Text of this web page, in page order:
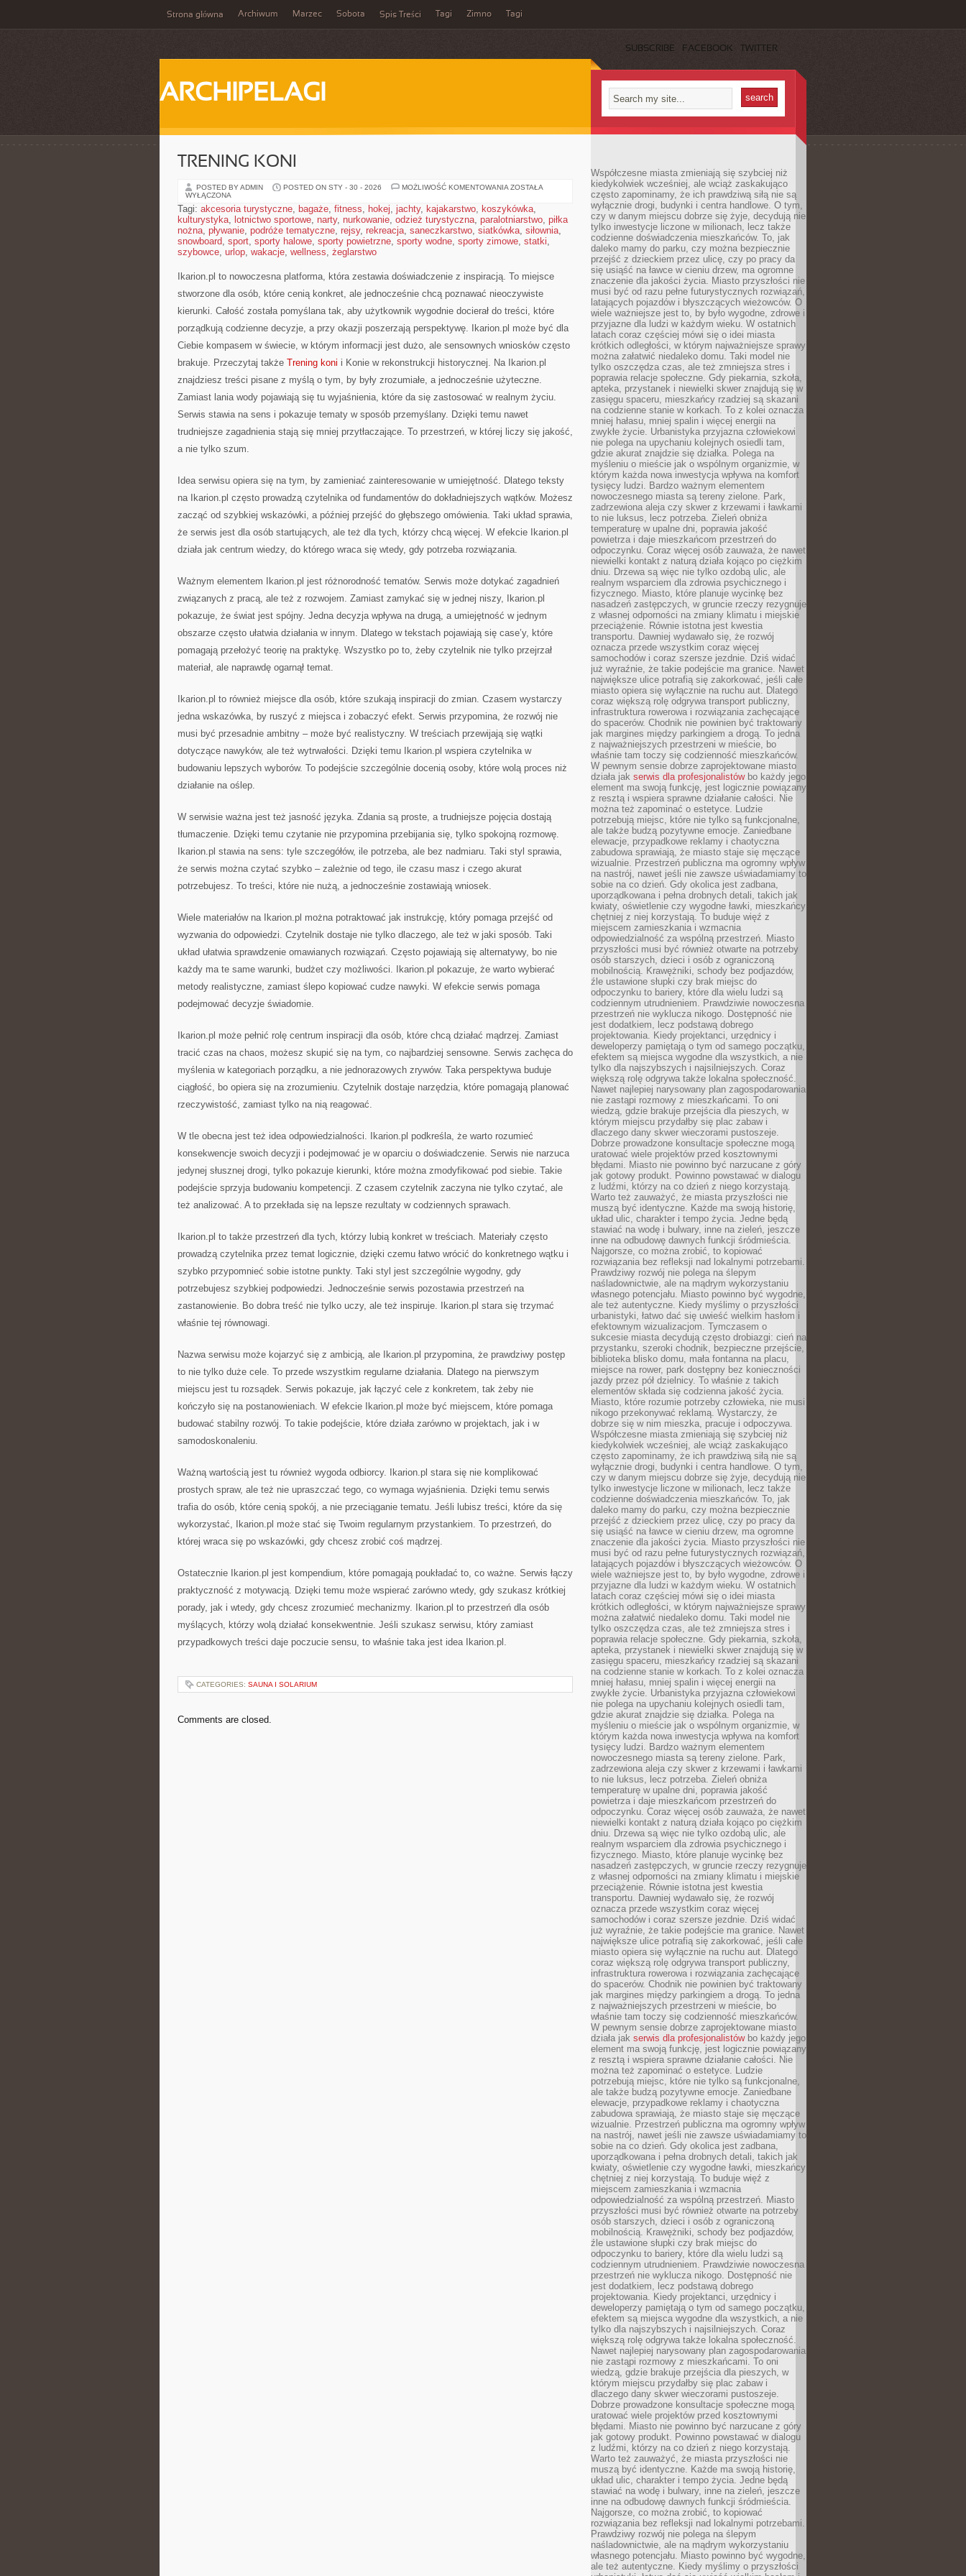
Strona główna Archiwum Marzec Sobota Spis Treści Tagi Zimno Tagi
SUBSCRIBE FACEBOOK TWITTER
ARCHIPELAGI
TRENING KONI
POSTED BY ADMIN POSTED ON STY - 30 - 2026 MOŻLIWOŚĆ KOMENTOWANIA TRENING
ZOSTAŁA
WYŁĄCZONA
Tagi: akcesoria turystyczne, bagaże, fitness, hokej, jachty, kajakarstwo, koszykówka,
kulturystyka, lotnictwo sportowe, narty, nurkowanie, odzież turystyczna, paralotniarstwo, piłka
nożna, pływanie, podróże tematyczne, rejsy, rekreacja, saneczkarstwo, siatkówka, siłownia,
snowboard, sport, sporty halowe, sporty powietrzne, sporty wodne, sporty zimowe, statki,
szybowce, urlop, wakacje, wellness, żeglarstwo
Ikarion.pl to nowoczesna platforma, która zestawia doświadczenie z inspiracją. To miejsce
stworzone dla osób, które cenią konkret, ale jednocześnie chcą poznawać nieoczywiste
kierunki. Całość została pomyślana tak, aby użytkownik wygodnie docierał do treści, które
porządkują codzienne decyzje, a przy okazji poszerzają perspektywę. Ikarion.pl może być dla
Ciebie kompasem w świecie, w którym informacji jest dużo, ale sensownych wniosków często
brakuje. Przeczytaj także Trening koni i Konie w rekonstrukcji historycznej. Na Ikarion.pl
znajdziesz treści pisane z myślą o tym, by były zrozumiałe, a jednocześnie użyteczne.
Zamiast lania wody pojawiają się tu wyjaśnienia, które da się zastosować w realnym życiu.
Serwis stawia na sens i pokazuje tematy w sposób przemyślany. Dzięki temu nawet
trudniejsze zagadnienia stają się mniej przytłaczające. To przestrzeń, w której liczy się jakość,
a nie tylko szum.
Idea serwisu opiera się na tym, by zamieniać zainteresowanie w umiejętność. Dlatego teksty
na Ikarion.pl często prowadzą czytelnika od fundamentów do dokładniejszych wątków. Możesz
zacząć od szybkiej wskazówki, a później przejść do głębszego omówienia. Taki układ sprawia,
że serwis jest dla osób startujących, ale też dla tych, którzy chcą więcej. W efekcie Ikarion.pl
działa jak centrum wiedzy, do którego wraca się wtedy, gdy potrzeba rozwiązania.
Ważnym elementem Ikarion.pl jest różnorodność tematów. Serwis może dotykać zagadnień
związanych z pracą, ale też z rozwojem. Zamiast zamykać się w jednej niszy, Ikarion.pl
pokazuje, że świat jest spójny. Jedna decyzja wpływa na drugą, a umiejętność w jednym
obszarze często ułatwia działania w innym. Dlatego w tekstach pojawiają się case’y, które
pomagają przełożyć teorię na praktykę. Wszystko po to, żeby czytelnik nie tylko przejrzał
materiał, ale naprawdę ogarnął temat.
Ikarion.pl to również miejsce dla osób, które szukają inspiracji do zmian. Czasem wystarczy
jedna wskazówka, by ruszyć z miejsca i zobaczyć efekt. Serwis przypomina, że rozwój nie
musi być przesadnie ambitny – może być realistyczny. W treściach przewijają się wątki
dotyczące nawyków, ale też wytrwałości. Dzięki temu Ikarion.pl wspiera czytelnika w
budowaniu lepszych wyborów. To podejście szczególnie docenią osoby, które wolą proces niż
działanie na oślep.
W serwisie ważna jest też jasność języka. Zdania są proste, a trudniejsze pojęcia dostają
tłumaczenie. Dzięki temu czytanie nie przypomina przebijania się, tylko spokojną rozmowę.
Ikarion.pl stawia na sens: tyle szczegółów, ile potrzeba, ale bez nadmiaru. Taki styl sprawia,
że serwis można czytać szybko – zależnie od tego, ile czasu masz i czego akurat
potrzebujesz. To treści, które nie nużą, a jednocześnie zostawiają wniosek.
Wiele materiałów na Ikarion.pl można potraktować jak instrukcję, który pomaga przejść od
wyzwania do odpowiedzi. Czytelnik dostaje nie tylko dlaczego, ale też w jaki sposób. Taki
układ ułatwia sprawdzenie omawianych rozwiązań. Często pojawiają się alternatywy, bo nie
każdy ma te same warunki, budżet czy możliwości. Ikarion.pl pokazuje, że warto wybierać
metody realistyczne, zamiast ślepo kopiować cudze nawyki. W efekcie serwis pomaga
podejmować decyzje świadomie.
Ikarion.pl może pełnić rolę centrum inspiracji dla osób, które chcą działać mądrzej. Zamiast
tracić czas na chaos, możesz skupić się na tym, co najbardziej sensowne. Serwis zachęca do
myślenia w kategoriach porządku, a nie jednorazowych zrywów. Taka perspektywa buduje
ciągłość, bo opiera się na zrozumieniu. Czytelnik dostaje narzędzia, które pomagają planować
rzeczywistość, zamiast tylko na nią reagować.
W tle obecna jest też idea odpowiedzialności. Ikarion.pl podkreśla, że warto rozumieć
konsekwencje swoich decyzji i podejmować je w oparciu o doświadczenie. Serwis nie narzuca
jedynej słusznej drogi, tylko pokazuje kierunki, które można zmodyfikować pod siebie. Takie
podejście sprzyja budowaniu kompetencji. Z czasem czytelnik zaczyna nie tylko czytać, ale
też analizować. A to przekłada się na lepsze rezultaty w codziennych sprawach.
Ikarion.pl to także przestrzeń dla tych, którzy lubią konkret w treściach. Materiały często
prowadzą czytelnika przez temat logicznie, dzięki czemu łatwo wrócić do konkretnego wątku i
szybko przypomnieć sobie istotne punkty. Taki styl jest szczególnie wygodny, gdy
potrzebujesz szybkiej podpowiedzi. Jednocześnie serwis pozostawia przestrzeń na
zastanowienie. Bo dobra treść nie tylko uczy, ale też inspiruje. Ikarion.pl stara się trzymać
właśnie tej równowagi.
Nazwa serwisu może kojarzyć się z ambicją, ale Ikarion.pl przypomina, że prawdziwy postęp
to nie tylko duże cele. To przede wszystkim regularne działania. Dlatego na pierwszym
miejscu jest tu rozsądek. Serwis pokazuje, jak łączyć cele z konkretem, tak żeby nie
kończyło się na postanowieniach. W efekcie Ikarion.pl może być miejscem, które pomaga
budować stabilny rozwój. To takie podejście, które działa zarówno w projektach, jak i w
samodoskonaleniu.
Ważną wartością jest tu również wygoda odbiorcy. Ikarion.pl stara się nie komplikować
prostych spraw, ale też nie upraszczać tego, co wymaga wyjaśnienia. Dzięki temu serwis
trafia do osób, które cenią spokój, a nie przeciąganie tematu. Jeśli lubisz treści, które da się
wykorzystać, Ikarion.pl może stać się Twoim regularnym przystankiem. To przestrzeń, do
której wraca się po wskazówki, gdy chcesz zrobić coś mądrzej.
Ostatecznie Ikarion.pl jest kompendium, które pomagają poukładać to, co ważne. Serwis łączy
praktyczność z motywacją. Dzięki temu może wspierać zarówno wtedy, gdy szukasz krótkiej
porady, jak i wtedy, gdy chcesz zrozumieć mechanizmy. Ikarion.pl to przestrzeń dla osób
myślących, którzy wolą działać konsekwentnie. Jeśli szukasz serwisu, który zamiast
przypadkowych treści daje poczucie sensu, to właśnie taka jest idea Ikarion.pl.
CATEGORIES: SAUNA I SOLARIUM
Comments are closed.
Współczesne miasta zmieniają się szybciej niż
kiedykolwiek wcześniej, ale wciąż zaskakująco
często zapominamy, że ich prawdziwą siłą nie są
wyłącznie drogi, budynki i centra handlowe. O tym,
czy w danym miejscu dobrze się żyje, decydują nie
tylko inwestycje liczone w milionach, lecz także
codzienne doświadczenia mieszkańców. To, jak
daleko mamy do parku, czy można bezpiecznie
przejść z dzieckiem przez ulicę, czy po pracy da
się usiąść na ławce w cieniu drzew, ma ogromne
znaczenie dla jakości życia. Miasto przyszłości nie
musi być od razu pełne futurystycznych rozwiązań,
latających pojazdów i błyszczących wieżowców. O
wiele ważniejsze jest to, by było wygodne, zdrowe i
przyjazne dla ludzi w każdym wieku. W ostatnich
latach coraz częściej mówi się o idei miasta
krótkich odległości, w którym najważniejsze sprawy
można załatwić niedaleko domu. Taki model nie
tylko oszczędza czas, ale też zmniejsza stres i
poprawia relacje społeczne. Gdy piekarnia, szkoła,
apteka, przystanek i niewielki skwer znajdują się w
zasięgu spaceru, mieszkańcy rzadziej są skazani
na codzienne stanie w korkach. To z kolei oznacza
mniej hałasu, mniej spalin i więcej energii na
zwykłe życie. Urbanistyka przyjazna człowiekowi
nie polega na upychaniu kolejnych osiedli tam,
gdzie akurat znajdzie się działka. Polega na
myśleniu o mieście jak o wspólnym organizmie, w
którym każda nowa inwestycja wpływa na komfort
tysięcy ludzi. Bardzo ważnym elementem
nowoczesnego miasta są tereny zielone. Park,
zadrzewiona aleja czy skwer z krzewami i ławkami
to nie luksus, lecz potrzeba. Zieleń obniża
temperaturę w upalne dni, poprawia jakość
powietrza i daje mieszkańcom przestrzeń do
odpoczynku. Coraz więcej osób zauważa, że nawet
niewielki kontakt z naturą działa kojąco po ciężkim
dniu. Drzewa są więc nie tylko ozdobą ulic, ale
realnym wsparciem dla zdrowia psychicznego i
fizycznego. Miasto, które planuje wycinkę bez
nasadzeń zastępczych, w gruncie rzeczy rezygnuje
z własnej odporności na zmiany klimatu i miejskie
przeciążenie. Równie istotna jest kwestia
transportu. Dawniej wydawało się, że rozwój
oznacza przede wszystkim coraz więcej
samochodów i coraz szersze jezdnie. Dziś widać
już wyraźnie, że takie podejście ma granice. Nawet
największe ulice potrafią się zakorkować, jeśli całe
miasto opiera się wyłącznie na ruchu aut. Dlatego
coraz większą rolę odgrywa transport publiczny,
infrastruktura rowerowa i rozwiązania zachęcające
do spacerów. Chodnik nie powinien być traktowany
jak margines między parkingiem a drogą. To jedna
z najważniejszych przestrzeni w mieście, bo
właśnie tam toczy się codzienność mieszkańców.
W pewnym sensie dobrze zaprojektowane miasto
działa jak serwis dla profesjonalistówbo każdy jego
element ma swoją funkcję, jest logicznie powiązany
z resztą i wspiera sprawne działanie całości. Nie
można też zapominać o estetyce. Ludzie
potrzebują miejsc, które nie tylko są funkcjonalne,
ale także budzą pozytywne emocje. Zaniedbane
elewacje, przypadkowe reklamy i chaotyczna
zabudowa sprawiają, że miasto staje się męczące
wizualnie. Przestrzeń publiczna ma ogromny wpływ
na nastrój, nawet jeśli nie zawsze uświadamiamy to
sobie na co dzień. Gdy okolica jest zadbana,
uporządkowana i pełna drobnych detali, takich jak
kwiaty, oświetlenie czy wygodne ławki, mieszkańcy
chętniej z niej korzystają. To buduje więź z
miejscem zamieszkania i wzmacnia
odpowiedzialność za wspólną przestrzeń. Miasto
przyszłości musi być również otwarte na potrzeby
osób starszych, dzieci i osób z ograniczoną
mobilnością. Krawężniki, schody bez podjazdów,
źle ustawione słupki czy brak miejsc do
odpoczynku to bariery, które dla wielu ludzi są
codziennym utrudnieniem. Prawdziwie nowoczesna
przestrzeń nie wyklucza nikogo. Dostępność nie
jest dodatkiem, lecz podstawą dobrego
projektowania. Kiedy projektanci, urzędnicy i
deweloperzy pamiętają o tym od samego początku,
efektem są miejsca wygodne dla wszystkich, a nie
tylko dla najszybszych i najsilniejszych. Coraz
większą rolę odgrywa także lokalna społeczność.
Nawet najlepiej narysowany plan zagospodarowania
nie zastąpi rozmowy z mieszkańcami. To oni
wiedzą, gdzie brakuje przejścia dla pieszych, w
którym miejscu przydałby się plac zabaw i
dlaczego dany skwer wieczorami pustoszeje.
Dobrze prowadzone konsultacje społeczne mogą
uratować wiele projektów przed kosztownymi
błędami. Miasto nie powinno być narzucane z góry
jak gotowy produkt. Powinno powstawać w dialogu
z ludźmi, którzy na co dzień z niego korzystają.
Warto też zauważyć, że miasta przyszłości nie
muszą być identyczne. Każde ma swoją historię,
układ ulic, charakter i tempo życia. Jedne będą
stawiać na wodę i bulwary, inne na zieleń, jeszcze
inne na odbudowę dawnych funkcji śródmieścia.
Najgorsze, co można zrobić, to kopiować
rozwiązania bez refleksji nad lokalnymi potrzebami.
Prawdziwy rozwój nie polega na ślepym
naśladownictwie, ale na mądrym wykorzystaniu
własnego potencjału. Miasto powinno być wygodne,
ale też autentyczne. Kiedy myślimy o przyszłości
urbanistyki, łatwo dać się uwieść wielkim hasłom i
efektownym wizualizacjom. Tymczasem o
sukcesie miasta decydują często drobiazgi: cień na
przystanku, szeroki chodnik, bezpieczne przejście,
biblioteka blisko domu, mała fontanna na placu,
miejsce na rower, park dostępny bez konieczności
jazdy przez pół dzielnicy. To właśnie z takich
elementów składa się codzienna jakość życia.
Miasto, które rozumie potrzeby człowieka, nie musi
nikogo przekonywać reklamą. Wystarczy, że
dobrze się w nim mieszka, pracuje i odpoczywa.
Współczesne miasta zmieniają się szybciej niż
kiedykolwiek wcześniej, ale wciąż zaskakująco
często zapominamy, że ich prawdziwą siłą nie są
wyłącznie drogi, budynki i centra handlowe. O tym,
czy w danym miejscu dobrze się żyje, decydują nie
tylko inwestycje liczone w milionach, lecz także
codzienne doświadczenia mieszkańców. To, jak
daleko mamy do parku, czy można bezpiecznie
przejść z dzieckiem przez ulicę, czy po pracy da
się usiąść na ławce w cieniu drzew, ma ogromne
znaczenie dla jakości życia. Miasto przyszłości nie
musi być od razu pełne futurystycznych rozwiązań,
latających pojazdów i błyszczących wieżowców. O
wiele ważniejsze jest to, by było wygodne, zdrowe i
przyjazne dla ludzi w każdym wieku. W ostatnich
latach coraz częściej mówi się o idei miasta
krótkich odległości, w którym najważniejsze sprawy
można załatwić niedaleko domu. Taki model nie
tylko oszczędza czas, ale też zmniejsza stres i
poprawia relacje społeczne. Gdy piekarnia, szkoła,
apteka, przystanek i niewielki skwer znajdują się w
zasięgu spaceru, mieszkańcy rzadziej są skazani
na codzienne stanie w korkach. To z kolei oznacza
mniej hałasu, mniej spalin i więcej energii na
zwykłe życie. Urbanistyka przyjazna człowiekowi
nie polega na upychaniu kolejnych osiedli tam,
gdzie akurat znajdzie się działka. Polega na
myśleniu o mieście jak o wspólnym organizmie, w
którym każda nowa inwestycja wpływa na komfort
tysięcy ludzi. Bardzo ważnym elementem
nowoczesnego miasta są tereny zielone. Park,
zadrzewiona aleja czy skwer z krzewami i ławkami
to nie luksus, lecz potrzeba. Zieleń obniża
temperaturę w upalne dni, poprawia jakość
powietrza i daje mieszkańcom przestrzeń do
odpoczynku. Coraz więcej osób zauważa, że nawet
niewielki kontakt z naturą działa kojąco po ciężkim
dniu. Drzewa są więc nie tylko ozdobą ulic, ale
realnym wsparciem dla zdrowia psychicznego i
fizycznego. Miasto, które planuje wycinkę bez
nasadzeń zastępczych, w gruncie rzeczy rezygnuje
z własnej odporności na zmiany klimatu i miejskie
przeciążenie. Równie istotna jest kwestia
transportu. Dawniej wydawało się, że rozwój
oznacza przede wszystkim coraz więcej
samochodów i coraz szersze jezdnie. Dziś widać
już wyraźnie, że takie podejście ma granice. Nawet
największe ulice potrafią się zakorkować, jeśli całe
miasto opiera się wyłącznie na ruchu aut. Dlatego
coraz większą rolę odgrywa transport publiczny,
infrastruktura rowerowa i rozwiązania zachęcające
do spacerów. Chodnik nie powinien być traktowany
jak margines między parkingiem a drogą. To jedna
z najważniejszych przestrzeni w mieście, bo
właśnie tam toczy się codzienność mieszkańców.
W pewnym sensie dobrze zaprojektowane miasto
działa jak serwis dla profesjonalistówbo każdy jego
element ma swoją funkcję, jest logicznie powiązany
z resztą i wspiera sprawne działanie całości. Nie
można też zapominać o estetyce. Ludzie
potrzebują miejsc, które nie tylko są funkcjonalne,
ale także budzą pozytywne emocje. Zaniedbane
elewacje, przypadkowe reklamy i chaotyczna
zabudowa sprawiają, że miasto staje się męczące
wizualnie. Przestrzeń publiczna ma ogromny wpływ
na nastrój, nawet jeśli nie zawsze uświadamiamy to
sobie na co dzień. Gdy okolica jest zadbana,
uporządkowana i pełna drobnych detali, takich jak
kwiaty, oświetlenie czy wygodne ławki, mieszkańcy
chętniej z niej korzystają. To buduje więź z
miejscem zamieszkania i wzmacnia
odpowiedzialność za wspólną przestrzeń. Miasto
przyszłości musi być również otwarte na potrzeby
osób starszych, dzieci i osób z ograniczoną
mobilnością. Krawężniki, schody bez podjazdów,
źle ustawione słupki czy brak miejsc do
odpoczynku to bariery, które dla wielu ludzi są
codziennym utrudnieniem. Prawdziwie nowoczesna
przestrzeń nie wyklucza nikogo. Dostępność nie
jest dodatkiem, lecz podstawą dobrego
projektowania. Kiedy projektanci, urzędnicy i
deweloperzy pamiętają o tym od samego początku,
efektem są miejsca wygodne dla wszystkich, a nie
tylko dla najszybszych i najsilniejszych. Coraz
większą rolę odgrywa także lokalna społeczność.
Nawet najlepiej narysowany plan zagospodarowania
nie zastąpi rozmowy z mieszkańcami. To oni
wiedzą, gdzie brakuje przejścia dla pieszych, w
którym miejscu przydałby się plac zabaw i
dlaczego dany skwer wieczorami pustoszeje.
Dobrze prowadzone konsultacje społeczne mogą
uratować wiele projektów przed kosztownymi
błędami. Miasto nie powinno być narzucane z góry
jak gotowy produkt. Powinno powstawać w dialogu
z ludźmi, którzy na co dzień z niego korzystają.
Warto też zauważyć, że miasta przyszłości nie
muszą być identyczne. Każde ma swoją historię,
układ ulic, charakter i tempo życia. Jedne będą
stawiać na wodę i bulwary, inne na zieleń, jeszcze
inne na odbudowę dawnych funkcji śródmieścia.
Najgorsze, co można zrobić, to kopiować
rozwiązania bez refleksji nad lokalnymi potrzebami.
Prawdziwy rozwój nie polega na ślepym
naśladownictwie, ale na mądrym wykorzystaniu
własnego potencjału. Miasto powinno być wygodne,
ale też autentyczne. Kiedy myślimy o przyszłości